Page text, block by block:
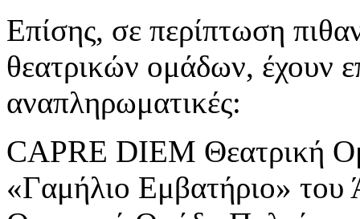
Επίσης, σε περίπτωση
θεατρικών ομάδων, έχουν
αναπληρωματικές:
CAPRE DIEM Θεατρική
«Γαμήλιο Εμβατήριο» του